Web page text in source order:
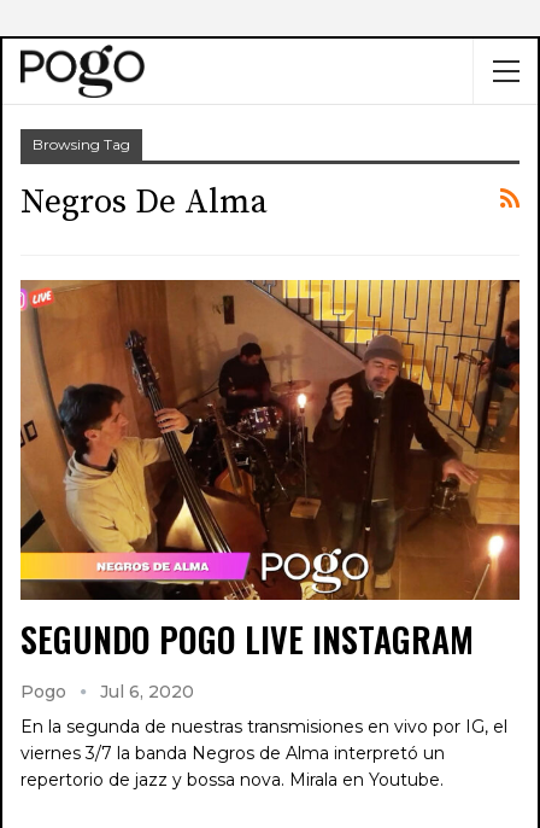
Browsing Tag
Negros De Alma
SEGUNDO POGO LIVE INSTAGRAM
Pogo
Jul 6, 2020
En la segunda de nuestras transmisiones en vivo por IG, el
viernes 3/7 la banda Negros de Alma interpretó un
repertorio de jazz y bossa nova. Mirala en Youtube.